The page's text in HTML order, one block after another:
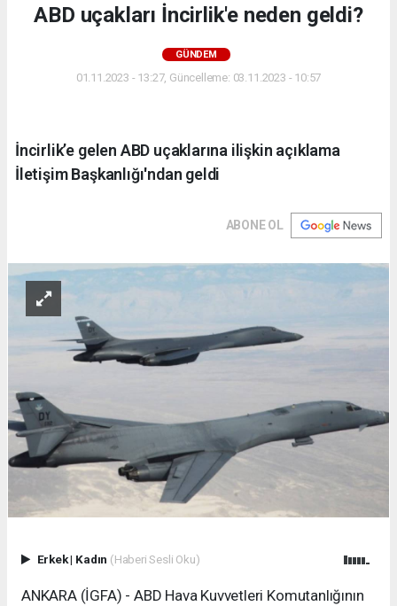
ABD uçakları İncirlik'e neden geldi?
GÜNDEM
01.11.2023 - 13:27, Güncelleme: 03.11.2023 - 10:57
İncirlik’e gelen ABD uçaklarına ilişkin açıklama
İletişim Başkanlığı'ndan geldi
ABONE OL
Erkek| Kadın (Haberi Sesli Oku)
ANKARA (İGFA) - ABD Hava Kuvvetleri Komutanlığının